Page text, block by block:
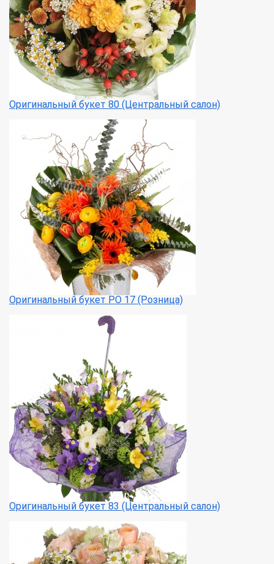
Оригинальный букет 80 (Центральный салон)
Оригинальный букет РО 17 (Розница)
Оригинальный букет 83 (Центральный салон)